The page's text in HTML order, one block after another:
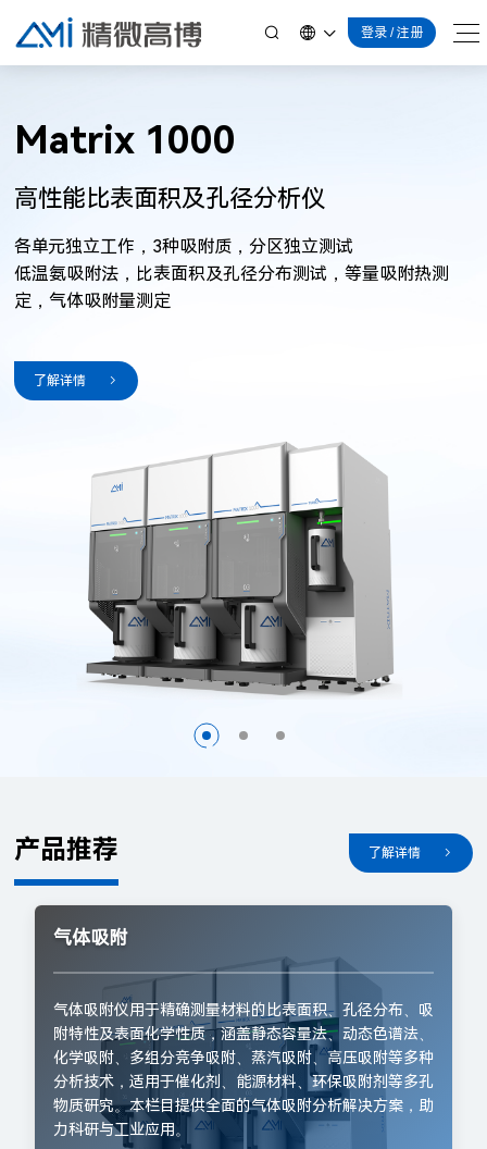
登录 / 注册
产品目录
按产品类型
气体吸附 反应装置
热分析
配套仪器
技术支持
解决方案 用户论文 精微百科 小V课堂
测试服务
新闻活动
公司新闻 联合实验室
关于我们
AMI-400
全自动程序升温化学吸附仪
产品推荐 了解详情
气体吸附
气体吸附仪用于精确测量材料的比表面积、孔径分布、吸
附特性及表面化学性质，涵盖静态容量法、动态色谱法、
化学吸附、多组分竞争吸附、蒸汽吸附、高压吸附等多种
分析技术，适用于催化剂、能源材料、环保吸附剂等多孔
物质研究。本栏目提供全面的气体吸附分析解决方案，助
力科研与工业应用。